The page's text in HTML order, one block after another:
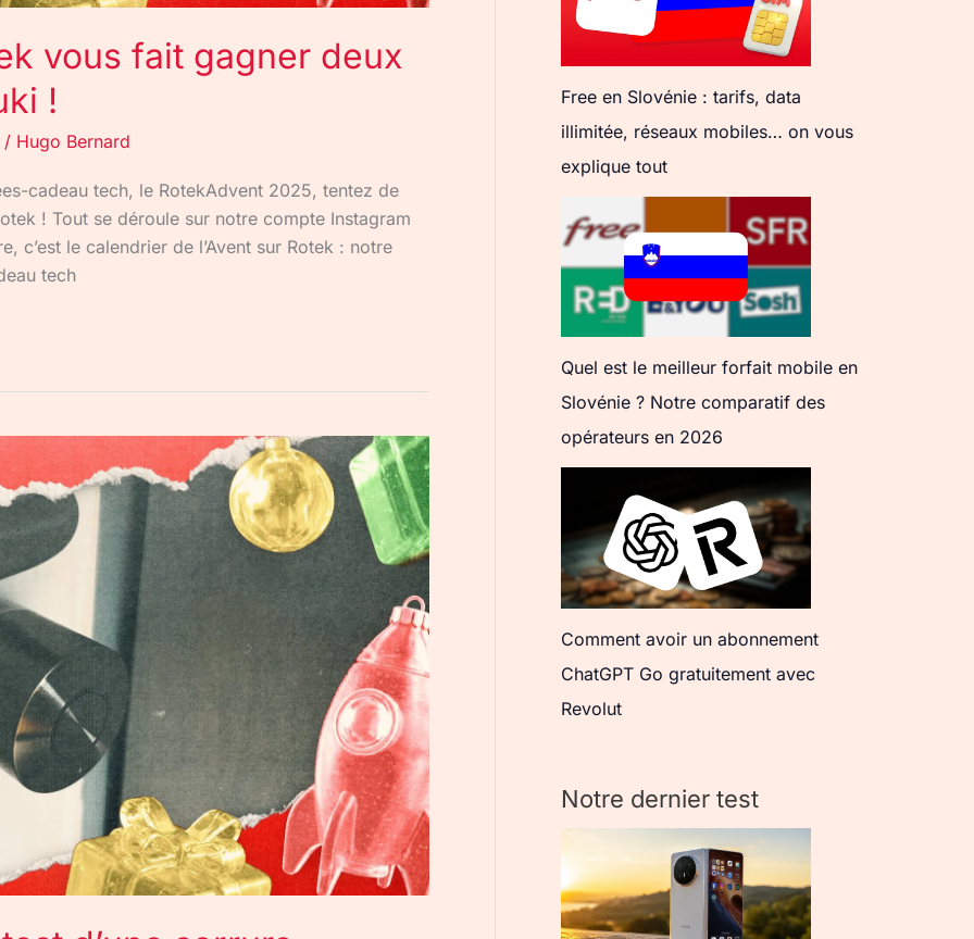
vous fait gagner deux
!
/ Hugo Bernard
cadeau tech, le RotekAdvent 2025, tentez de
! Tout se déroule sur notre compte Instagram
c’est le calendrier de l’Avent sur Rotek : notre
tech
Free en Slovénie : tarifs, data
illimitée, réseaux mobiles… on vous
explique tout
Quel est le meilleur forfait mobile en
Slovénie ? Notre comparatif des
opérateurs en 2026
Comment avoir un abonnement
ChatGPT Go gratuitement avec
Revolut
Notre dernier test